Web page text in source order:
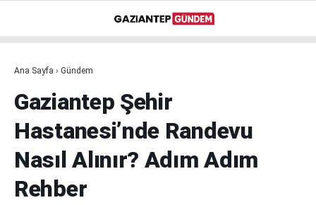
31.4
GALERİ
Ana Sayfa › Gündem
Gaziantep Şehir
Hastanesi’nde Randevu
Nasıl Alınır? Adım Adım
Rehber